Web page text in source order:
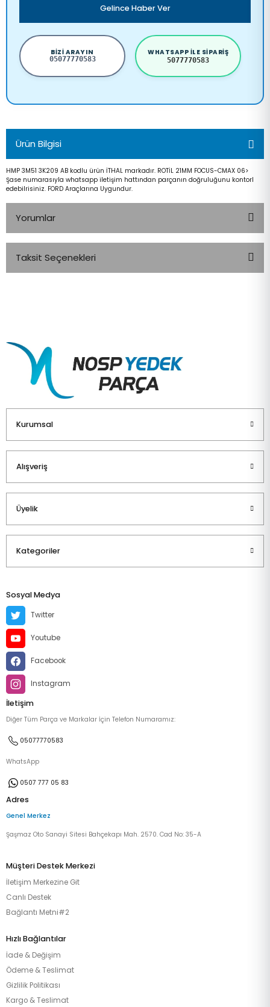
Gelince Haber Ver
BIZI ARAYIN
05077770583
WHATSAPP ILE SIPARIŞ
5077770583
Ürün Bilgisi
HMP 3M51 3K209 AB kodlu ürün İTHAL markadır. ROTİL 21MM FOCUS-CMAX 06>
Şase numarasıyla whatsapp iletişim hattından parçanın doğruluğunu kontorl
edebilrisiniz. FORD Araçlarına Uygundur.
Yorumlar
Taksit Seçenekleri
Kurumsal
Alışveriş
Üyelik
Kategoriler
Sosyal Medya
Twitter
Youtube
Facebook
Instagram
İletişim
Diğer Tüm Parça ve Markalar İçin Telefon Numaramız:
05077770583
WhatsApp
0507 777 05 83
Adres
Genel Merkez
Şaşmaz Oto Sanayi Sitesi Bahçekapı Mah. 2570. Cad No: 35-A
Müşteri Destek Merkezi
İletişim Merkezine Git
Canlı Destek
Bağlantı Metni#2
Hızlı Bağlantılar
İade & Değişim
Ödeme & Teslimat
Gizlilik Politikası
Kargo & Teslimat